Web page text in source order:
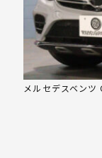
メルセデスベン